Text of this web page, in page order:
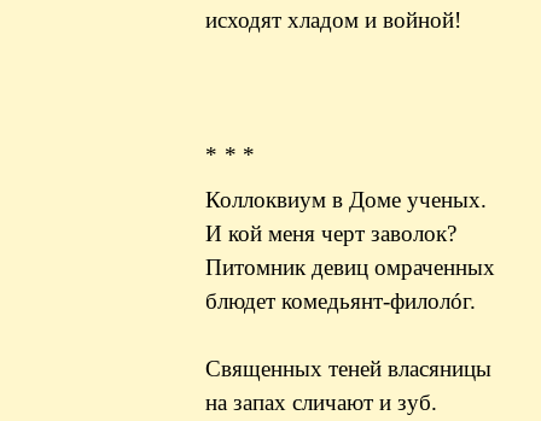
исходят хладом и войной!
* * *
Коллоквиум в Доме ученых.
И кой меня черт заволок?
Питомник девиц омраченных
блюдет комедьянт-филолóг.
Священных теней власяницы
на запах сличают и зуб.